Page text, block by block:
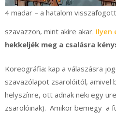
4 madar – a hatalom
szavazzon, mint akire akar. Ilyen
hekkeljék meg a csalásra
Koreográfia: kap a válaszásra
szavazólapot zsarolóitól, amivel
helyszínre, ott adnak neki egy
zsarolóinak). Amikor bemegy a